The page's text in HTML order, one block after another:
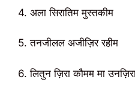
4. अला सिरातिम मुस्तकीम
5. तनजीलल अजीज़िर रहीम
6. लितुन ज़िरा कौमम मा